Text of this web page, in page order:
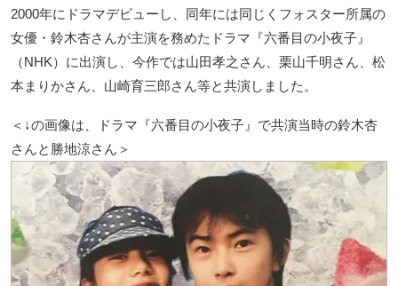
2000年にドラマデビューし、同年には同じくフォスター所属の
女優・鈴木杏さんが主演を務めたドラマ『六番目の小夜子』
（NHK）に出演し、今作では山田孝之さん、栗山千明さん、松
本まりかさん、山崎育三郎さん等と共演しました。
＜↓の画像は、ドラマ『六番目の小夜子』で共演当時の鈴木杏
さんと勝地涼さん＞